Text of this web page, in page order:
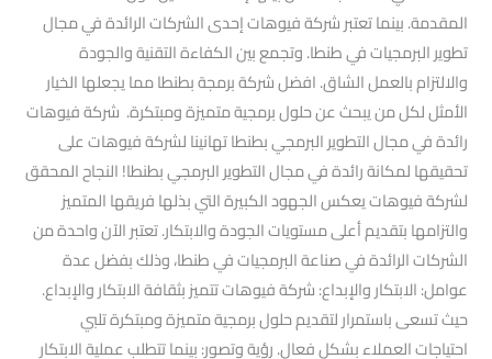
المقدمة. بينما تعتبر شركة فيوهات إحدى الشركات الرائدة في مجال
تطوير البرمجيات في طنطا. وتجمع بين الكفاءة التقنية والجودة
والالتزام بالعمل الشاق. افضل شركة برمجة بطنطا مما يجعلها الخيار
الأمثل لكل من يبحث عن حلول برمجية متميزة ومبتكرة. شركة فيوهات
رائدة في مجال التطوير البرمجي بطنطا تهانينا لشركة فيوهات على
تحقيقها لمكانة رائدة في مجال التطوير البرمجي بطنطا! النجاح المحقق
لشركة فيوهات يعكس الجهود الكبيرة التي بذلها فريقها المتميز
والتزامها بتقديم أعلى مستويات الجودة والابتكار. تعتبر الآن واحدة من
الشركات الرائدة في صناعة البرمجيات في طنطا، وذلك بفضل عدة
عوامل: الابتكار والإبداع: شركة فيوهات تتميز بثقافة الابتكار والإبداع.
حيث تسعى باستمرار لتقديم حلول برمجية متميزة ومبتكرة تلبي
احتياجات العملاء بشكل فعال. رؤية وتصور: بينما تتطلب عملية الابتكار